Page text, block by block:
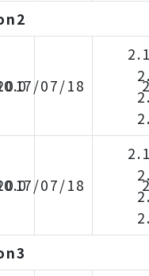
07/18
07/18